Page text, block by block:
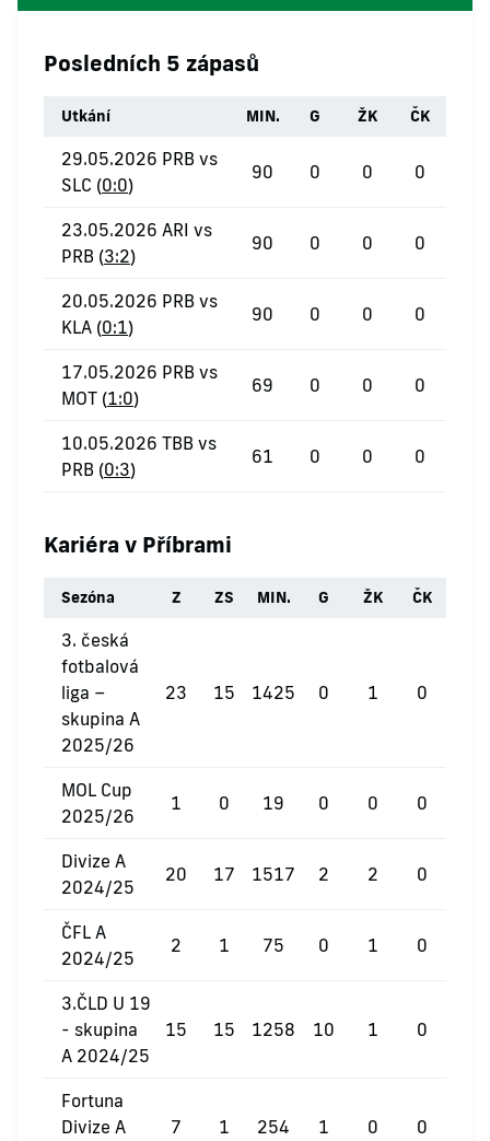
Posledních 5 zápasů
Utkání MIN. G ŽK ČK
29.05.2026 PRB vs
SLC (0:0)
90 0 0 0
23.05.2026 ARI vs
PRB (3:2)
90 0 0 0
20.05.2026 PRB vs
KLA (0:1)
90 0 0 0
17.05.2026 PRB vs
MOT (1:0)
69 0 0 0
10.05.2026 TBB vs
PRB (0:3)
61 0 0 0
Kariéra v Příbrami
Sezóna Z ZS MIN. G ŽK ČK
3. česká
fotbalová
liga –
skupina A
2025/26
23 15 1425 0 1 0
MOL Cup
2025/26
1 0 19 0 0 0
Divize A
2024/25
20 17 1517 2 2 0
ČFL A
2024/25
2 1 75 0 1 0
3.ČLD U 19
- skupina
A 2024/25
15 15 1258 10 1 0
Fortuna
Divize A
7 1 254 1 0 0